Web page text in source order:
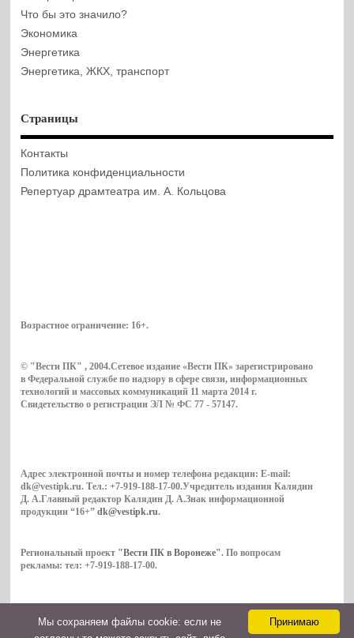
Что бы это значило?
Экономика
Энергетика
Энергетика, ЖКХ, транспорт
Страницы
Контакты
Политика конфиденциальности
Репертуар драмтеатра им. А. Кольцова
Возрастное ограничение: 16+.
© "Вести ПК" , 2004.Сетевое издание «Вести ПК» зарегистрировано
в Федеральной службе по надзору в сфере связи, информационных
технологий и массовых коммуникаций 11 марта 2014 г.
Свидетельство о регистрации ЭЛ № ФС 77 - 57147.
Адрес электронной почты и номер телефона редакции: E-mail:
dk@vestipk.ru. Тел.: +7-919-188-17-00.Учредитель издания Калядин
Д. А.Главный редактор Калядин Д. А.Знак информационной
продукции “16+”dk@vestipk.ru.
Региональный проект "Вести ПК в Воронеже". По вопросам
рекламы: тел: +7-919-188-17-00.
Copyright © 2026. ВестиПК в Воронеже Принимаю
Мы cохраняем файлы cookie: если не